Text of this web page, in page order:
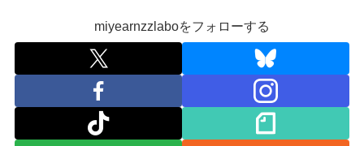
miyearnzzlaboをフォローする